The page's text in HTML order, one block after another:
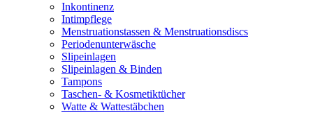
Inkontinenz
Intimpflege
Menstruationstassen & Menstruationsdiscs
Periodenunterwäsche
Slipeinlagen
Slipeinlagen & Binden
Tampons
Taschen- & Kosmetiktücher
Watte & Wattestäbchen